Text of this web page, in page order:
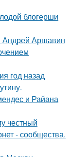
блогерши
Андрей Аршавин
год назад
и Райана
честный
- сообщества.